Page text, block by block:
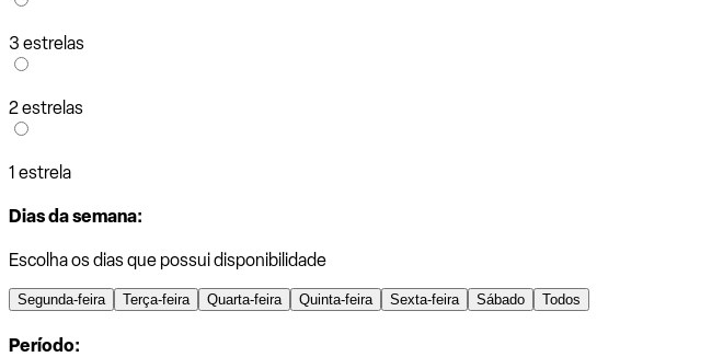
3 estrelas
2 estrelas
1 estrela
Dias da semana:
Escolha os dias que possui disponibilidade
Segunda-feira Terça-feira Quarta-feira Quinta-feira Sexta-feira Sábado Todos
Período: